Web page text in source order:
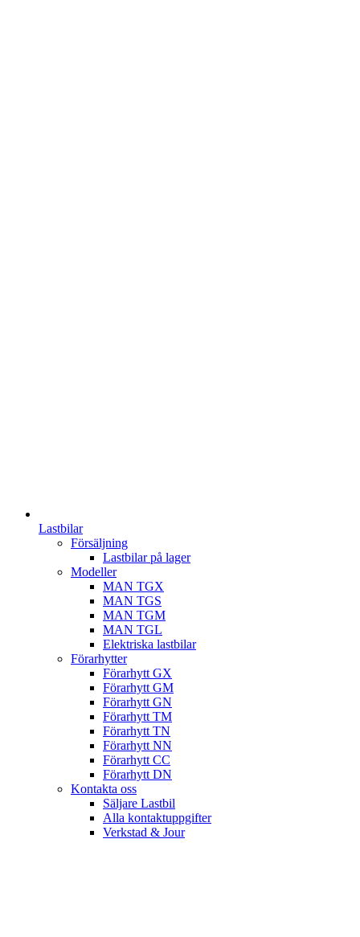
Lastbilar
Försäljning
Lastbilar på lager
Modeller
MAN TGX
MAN TGS
MAN TGM
MAN TGL
Elektriska lastbilar
Förarhytter
Förarhytt GX
Förarhytt GM
Förarhytt GN
Förarhytt TM
Förarhytt TN
Förarhytt NN
Förarhytt CC
Förarhytt DN
Kontakta oss
Säljare Lastbil
Alla kontaktuppgifter
Verkstad & Jour